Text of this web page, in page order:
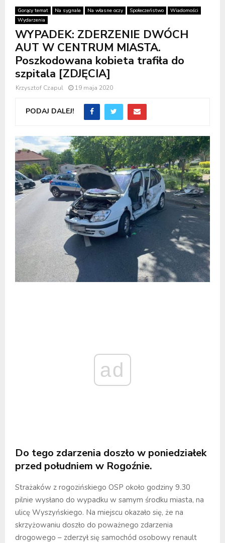
Gorący temat Na sygnale Na własne oczy Społeczeństwo
Wiadomości
Wydarzenia
WYPADEK: ZDERZENIE DWÓCH
AUT W CENTRUM MIASTA.
Poszkodowana kobieta trafiła do
szpitala [ZDJĘCIA]
Krzysztof Czapul 19 maja 2020
PODAJ DALEJ!
ad
Do tego zdarzenia doszło w poniedziałek
przed południem w Rogoźnie.
Strażaków z rogozińskiego OSP około godziny 9.30
pilnie wysłano do wypadku w samym środku miasta, na
ulicę Wyszyńskiego. Na miejscu okazało się, że na
skrzyżowaniu doszło do poważnego zdarzenia
drogowego – zderzył się samochód osobowy renault